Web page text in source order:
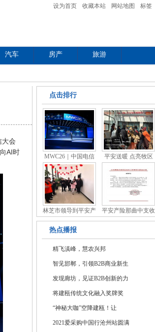
设为首页 收藏本站 网站地图 标签
汽车 房产 旅游
会
AI时
点击排行
MWC26｜中国电信
总经理
平安送暖 点亮牧区
林芝市领导到平安产 平安产险那曲中支收
热点播报
精飞滇峰，慧农兴邦
智见邯郸，引领B2B商业新生
发现廊坊，见证B2B创新的力
将建瓯传统文化融入奖牌奖
“神秘大咖”空降建瓯！让
2021爱采购中国行沧州站圆满